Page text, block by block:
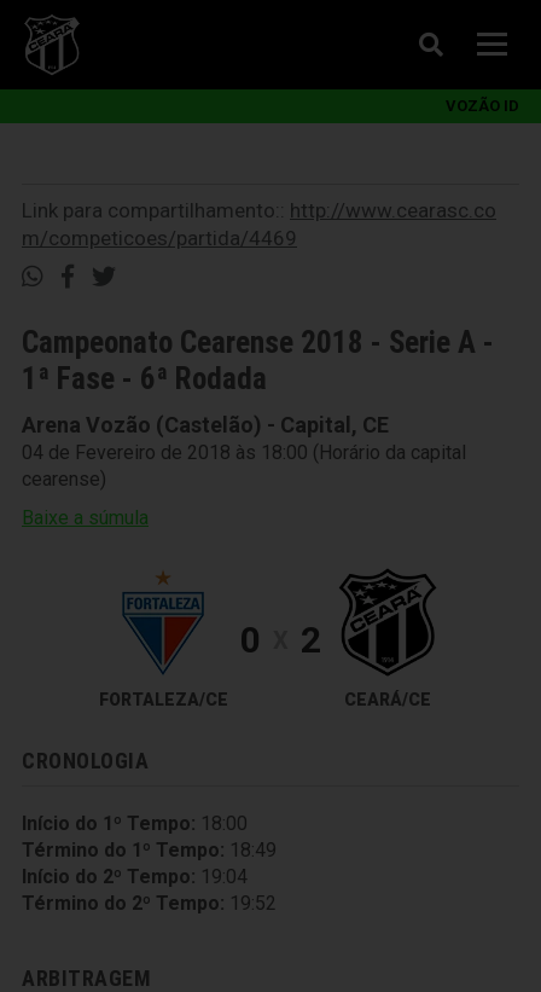
VOZÃO ID
Link para compartilhamento:: http://www.cearasc.co
m/competicoes/partida/4469
Campeonato Cearense 2018 - Serie A -
1ª Fase - 6ª Rodada
Arena Vozão (Castelão) - Capital, CE
04 de Fevereiro de 2018 às 18:00 (Horário da capital
cearense)
Baixe a súmula
FORTALEZA/CE
0 2
CEARÁ/CE
CRONOLOGIA
Início do 1º Tempo: 18:00
Término do 1º Tempo: 18:49
Início do 2º Tempo: 19:04
Término do 2º Tempo: 19:52
ARBITRAGEM